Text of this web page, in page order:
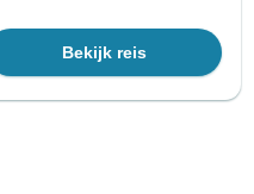
Bekijk reis